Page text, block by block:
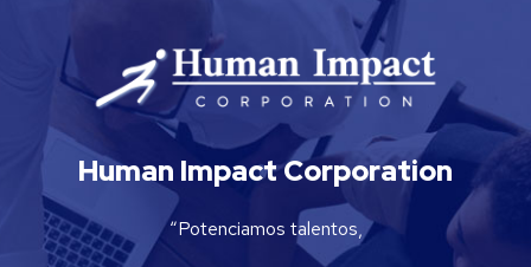
Human Impact Corporation
“Potenciamos talentos,